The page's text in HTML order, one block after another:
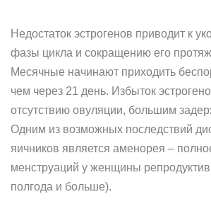
Недостаток эстрогенов приводит к
фазы цикла и сокращению его
Месячные начинают приходить
чем через 21 день. Избыток
отсутствию овуляции, большим
Одним из возможных последствий
яичников является аменорея –
менструаций у женщины
полгода и больше).